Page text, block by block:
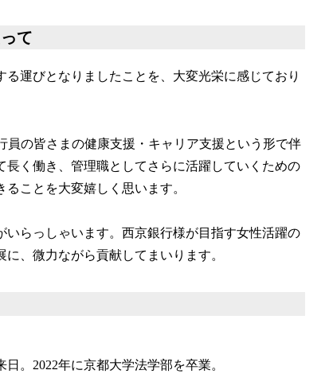
て
運びとなりましたことを、大変光栄に感じており
員の皆さまの健康支援・キャリア支援という形で伴
く働き、管理職としてさらに活躍していくための
ことを大変嬉しく思います。
らっしゃいます。西京銀行様が目指す女性活躍の
、微力ながら貢献してまいります。
。2022年に京都大学法学部を卒業。